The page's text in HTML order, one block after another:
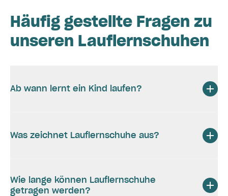
Häufig gestellte Fragen zu
unseren Lauflernschuhen
Ab wann lernt ein Kind laufen?
Was zeichnet Lauflernschuhe aus?
Wie lange können Lauflernschuhe
getragen werden?